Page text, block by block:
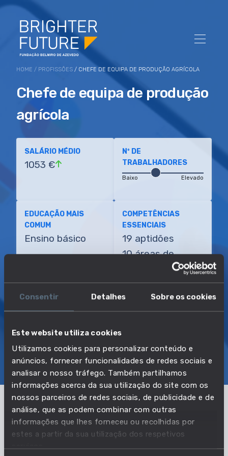
Consentir Detalhes Sobre os cookies
Este website utiliza cookies
Utilizamos cookies para personalizar conteúdo e
anúncios, fornecer funcionalidades de redes sociais e
analisar o nosso tráfego. Também partilhamos
informações acerca da sua utilização do site com os
nossos parceiros de redes sociais, de publicidade e de
análise, que as podem combinar com outras
informações que lhes forneceu ou recolhidas por
estes a partir da sua utilização dos respetivos
serviços.
HOME / PROFISSÕES / CHEFE DE EQUIPA DE PRODUÇÃO AGRÍCOLA
Chefe de equipa de produção
agrícola
SALÁRIO MÉDIO
1053 €
Nº DE
TRABALHADORES
Baixo Elevado
EDUCAÇÃO MAIS
COMUM
Ensino básico
COMPETÊNCIAS
ESSENCIAIS
19 aptidões
10 áreas de
conhecimento
TRANSIÇÃO MAIS DIRETA
Técnico de produção agrícola
SOBREEMPREGO E SALÁRIO
EDUCAÇÃO E COMPETÊNCIASTRANSIÇÕES
Pertencente à profissão:
Agricultores e trabalhadores